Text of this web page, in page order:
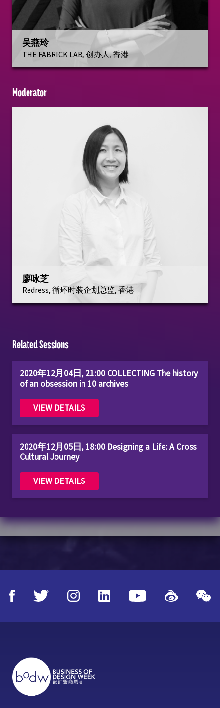
吴燕玲
THE FABRICK LAB, 创办人, 香港
Moderator
廖咏芝
Redress, 循环时装企划总监, 香港
Related Sessions
2020年12月04日, 21:00 COLLECTING The history
of an obsession in 10 archives
VIEW DETAILS
2020年12月05日, 18:00 Designing a Life: A Cross
Cultural Journey
VIEW DETAILS